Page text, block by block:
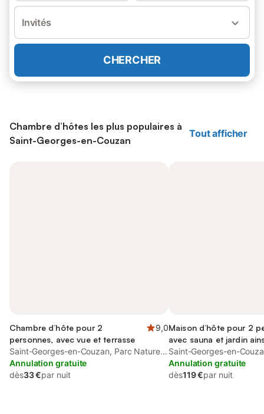
Invités
CHERCHER
Chambre d’hôtes les plus populaires à
Saint-Georges-en-Couzan
Tout afficher
Chambre d’hôte pour 2
personnes, avec vue et terrasse
9,0
Saint-Georges-en-Couzan, Parc Naturel
Régional Livradois-Forez
Annulation gratuite
dès33 €par nuit
Maison d’hôte pour 2
avec sauna et jardin
piscine et vue
Saint-Georges-en-
Régional Livradois-Forez
Annulation gratuite
dès119 €par nuit